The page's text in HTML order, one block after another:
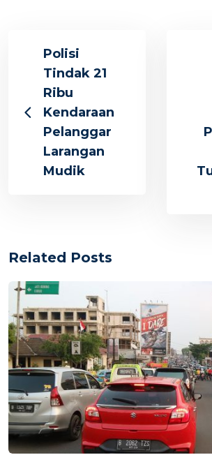
Polisi
Tindak 21
Ribu
Kendaraan
Pelanggar
Larangan
Mudik
Related Posts